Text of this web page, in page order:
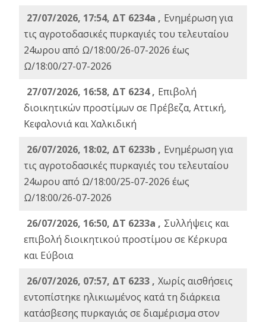
27/07/2026, 17:54, ΔΤ 6234a , Ενημέρωση για
τις αγροτοδασικές πυρκαγιές του τελευταίου
24ωρου από Ω/18:00/26-07-2026 έως
Ω/18:00/27-07-2026
27/07/2026, 16:58, ΔΤ 6234 , Eπιβολή
διοικητικών προστίμων σε Πρέβεζα, Αττική,
Κεφαλονιά και Χαλκιδική
26/07/2026, 18:02, ΔΤ 6233b , Ενημέρωση για
τις αγροτοδασικές πυρκαγιές του τελευταίου
24ωρου από Ω/18:00/25-07-2026 έως
Ω/18:00/26-07-2026
26/07/2026, 16:50, ΔΤ 6233a , Συλλήψεις και
επιβολή διοικητικού προστίμου σε Κέρκυρα
και Εύβοια
26/07/2026, 07:57, ΔΤ 6233 , Χωρίς αισθήσεις
εντοπίστηκε ηλικιωμένος κατά τη διάρκεια
κατάσβεσης πυρκαγιάς σε διαμέρισμα στον